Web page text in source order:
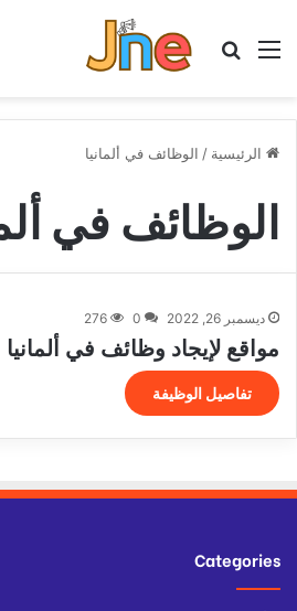
القائمة بحث عن
الرئيسية / الوظائف في ألمانيا
الوظائف في
ديسمبر 26, 2022 0
276
مواقع لإيجاد وظائف في ألمانيا
تفاصيل الوظيفة
Categories